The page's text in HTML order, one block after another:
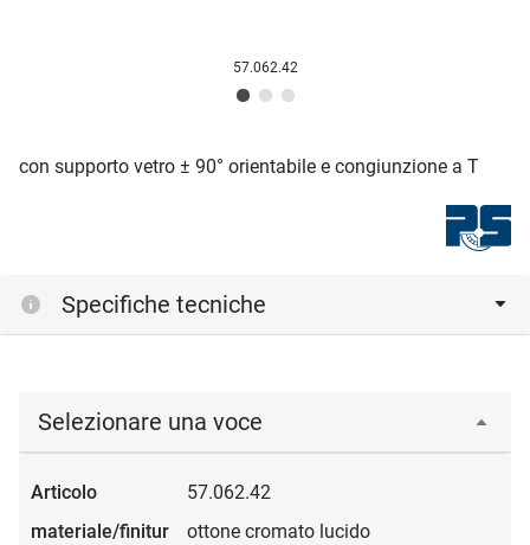
57.062.42
con supporto vetro ± 90° orientabile e congiunzione a T
Specifiche tecniche
Selezionare una voce
57.062.42
ottone cromato lucido